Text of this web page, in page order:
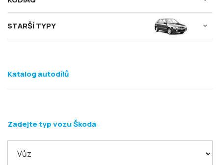
STARŠÍ TYPY
Zadejte typ vozu Škoda
Katalog autodílů